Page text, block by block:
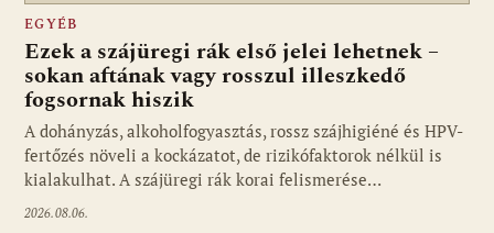
EGYÉB
Ezek a szájüregi rák első jelei lehetnek –
sokan aftának vagy rosszul illeszkedő
fogsornak hiszik
A dohányzás, alkoholfogyasztás, rossz szájhigiéné és HPV-
fertőzés növeli a kockázatot, de rizikófaktorok nélkül is
kialakulhat. A szájüregi rák korai felismerése…
2026.08.06.